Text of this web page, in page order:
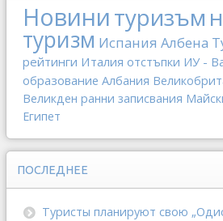
Новинитуризъм
туризм Испания Албена
рейтинги Италия отстъпки ИУ -
образование Албания
Великден ранни записвания
Египет
ПОСЛЕДНЕЕ
Туристы планируют свою